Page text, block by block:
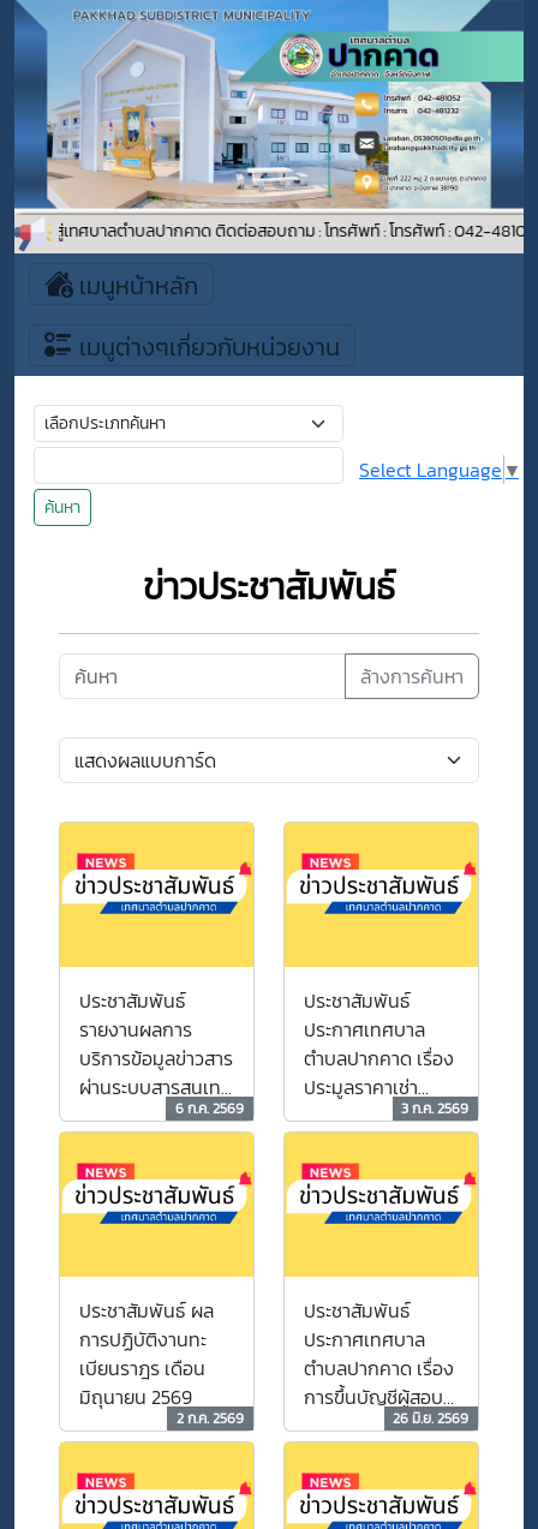
ข้าสู่เทศบาลตำบลปากคาด ติดต่อสอบถาม : โทรศัพท์ : โทรศัพท์ : 042-481052
เมนูหน้าหลัก
เมนูต่างๆเกี่ยวกับหน่วยงาน
ค้นหา
Select Language ▼
ข่าวประชาสัมพันธ์
ล้างการค้นหา
ประชาสัมพันธ์
รายงานผลการ
บริการข้อมูลข่าวสาร
ผ่านระบบสารสนเทศ
เดือน มิถุนายน6 ก.ค. 2569
ประชาสัมพันธ์
ประกาศเทศบาล
ตำบลปากคาด เรื่อง
ประมูลราคาเช่า
อาคารพาณิชย์3 ก.ค. 2569
ประชาสัมพันธ์ ผล
การปฏิบัติงานทะ
เบียนราฎร เดือน
มิถุนายน 2569
2 ก.ค. 2569
ประชาสัมพันธ์
ประกาศเทศบาล
ตำบลปากคาด เรื่อง
การขึ้นบัญชีผู้สอบ
คัดเลือกได้ของ
เพื่อเปลี่ยนสายงาน
ตำแหน่งประเภท
26 มิ.ย. 2569